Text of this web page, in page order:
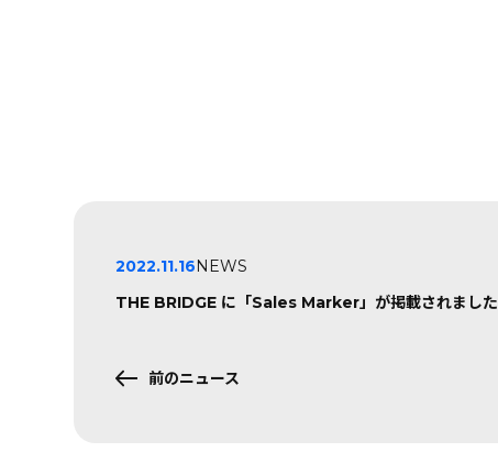
2022.11.16NEWS
THE BRIDGE に「Sales Marker」が掲載されました
前のニュース